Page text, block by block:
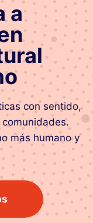
a
con sentido,
más humano y